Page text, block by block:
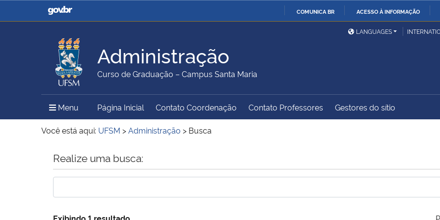
COMUNICA BR ACESSO À INFORMAÇÃO
Casa Civil
Ministério da Justiça e
Ministério da Defesa
Ministério das Relações
Exteriores
Ministério da Agricultura,
Pecuária e Abastecimento
Ministério da Educação
Ministério do Meio Ambiente Ministério do Turismo
Ministério do
Controladoria-Geral da
LANGUAGES
Administração
Curso de Graduação – Campus Santa Maria
Menu Menu Principal do Sítio
Página Inicial Contato Coordenação Contato Professores Gestores do sítio
Você está aqui: UFSM >Administração > Busca
Início do conteúdo
Realize uma busca:
Exibindo 1 resultado